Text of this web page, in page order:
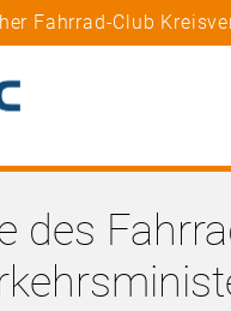
Fahrrad-Club
des